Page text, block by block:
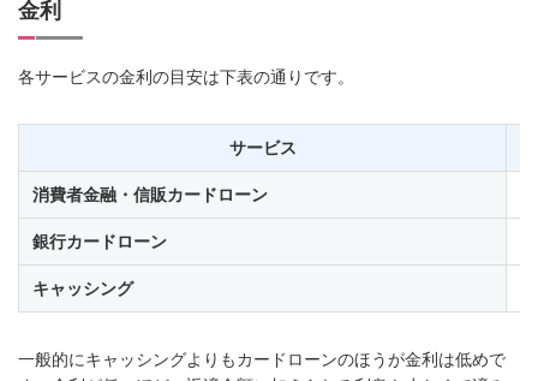
金利
各サービスの金利の目安は下表の通りです。
サービス
消費者金融・信販カードローン
銀行カードローン
キャッシング
一般的にキャッシングよりもカードローンのほうが金利は低めで